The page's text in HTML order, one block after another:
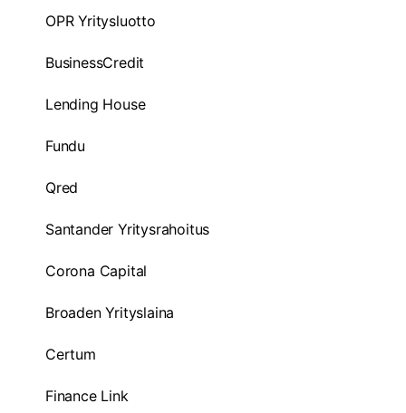
OPR Yritysluotto
BusinessCredit
Lending House
Fundu
Qred
Santander Yritysrahoitus
Corona Capital
Broaden Yrityslaina
Certum
Finance Link